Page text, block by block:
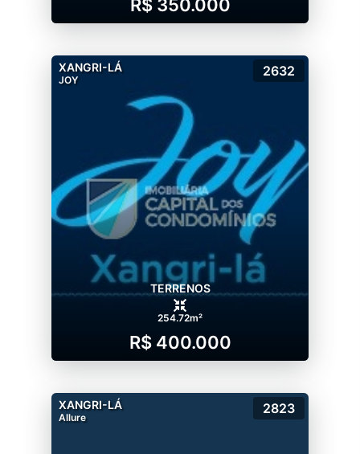
R$ 350.000
XANGRI-LÁ
JOY
2632
TERRENOS
254.72m²
R$ 400.000
XANGRI-LÁ
Allure
2823